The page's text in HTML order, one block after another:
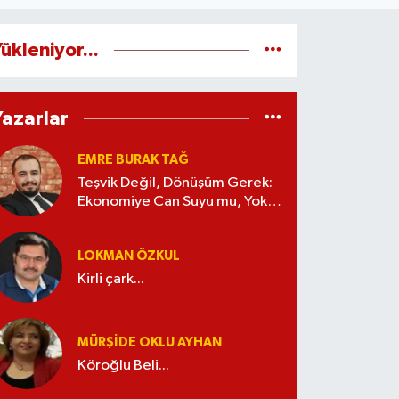
EMRE BURAK TAĞ
Teşvik Değil, Dönüşüm Gerek:
Ekonomiye Can Suyu mu, Yoksa
LOKMAN ÖZKUL
Kirli çark...
MÜRŞIDE OKLU AYHAN
Köroğlu Beli...